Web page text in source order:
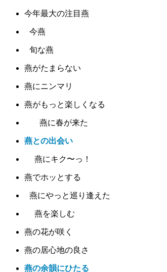
今年最大の注目燕
今燕
旬な燕
燕がたまらない
燕にニンマリ
燕がもっと楽しくなる
燕に春が来た
燕との出会い
燕にキク〜っ！
燕でホッとする
燕にやっと巡り逢えた
燕を楽しむ
燕の花が咲く
燕の居心地の良さ
燕の余韻にひたる